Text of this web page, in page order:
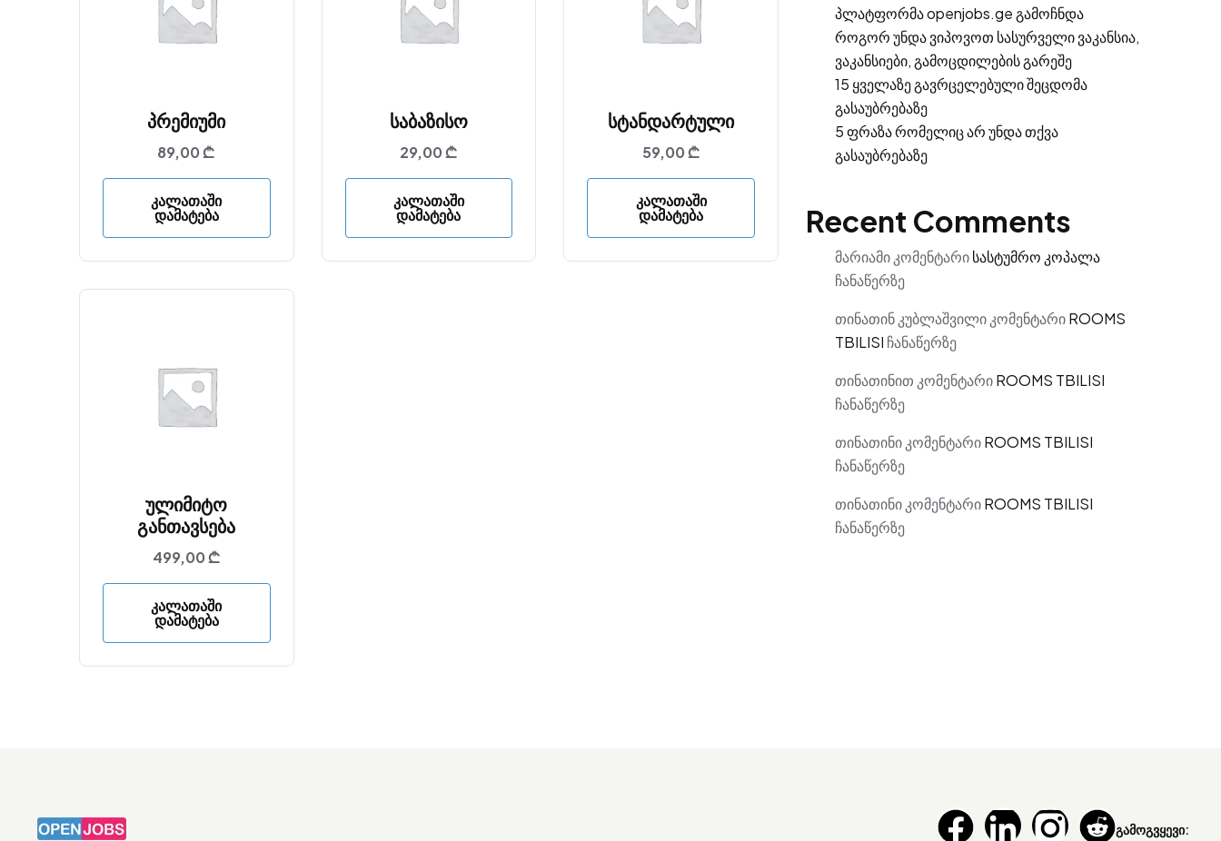
Პრემიუმი
89,00₾
Კალათაში
Დამატება
Საბაზისო
29,00₾
Კალათაში
Დამატება
Სტანდარტული
59,00₾
Კალათაში
Დამატება
Ულიმიტო
Განთავსება
499,00₾
Კალათაში
Დამატება
პლატფორმა openjobs.ge გამოჩნდა
როგორ უნდა ვიპოვოთ სასურველი ვაკანსია,
ვაკანსიები, გამოცდილების გარეშე
15 ყველაზე გავრცელებული შეცდომა
გასაუბრებაზე
5 ფრაზა რომელიც არ უნდა თქვა
გასაუბრებაზე
Recent Comments
მარიამიკომენტარისასტუმრო კოპალა
ჩანაწერზე
თინათინ კუბლაშვილიკომენტარიROOMS
TBILISI ჩანაწერზე
თინათინით კომენტარიROOMS TBILISI
ჩანაწერზე
თინათინიკომენტარიROOMS TBILISI
ჩანაწერზე
თინათინიკომენტარიROOMS TBILISI
ჩანაწერზე
გამოგვყევი: